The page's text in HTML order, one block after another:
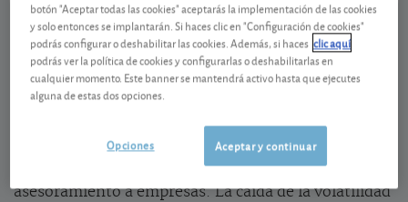
Buen resultado en el primer trimestre
La limitada exposición a los créditos a particulares y
empresas permite al banco suizo afrontar la crisis
con confianza. Pero los próximos trimestres serán
más complicados que el (buen) primero. En banca de
inversión, prevemos una caída de los ingresos por
asesoramiento a empresas. La caída de la volatilidad
botón "Aceptar todas las cookies" aceptarás la implementación de las cookies
y solo entonces se implantarán. Si haces clic en "Configuración de cookies"
podrás configurar o deshabilitar las cookies. Además, si haces clic aquí
podrás ver la política de cookies y configurarlas o deshabilitarlas en
cualquier momento. Este banner se mantendrá activo hasta que ejecutes
alguna de estas dos opciones.
Aceptar y continuar
Opciones